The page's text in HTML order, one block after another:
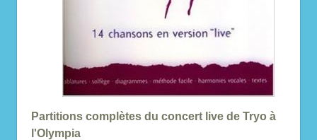
Partitions complètes du concert live de Tryo à
l'Olympia